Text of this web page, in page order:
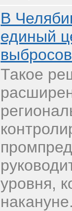
В
единый
выбросов
Такое
уровня,